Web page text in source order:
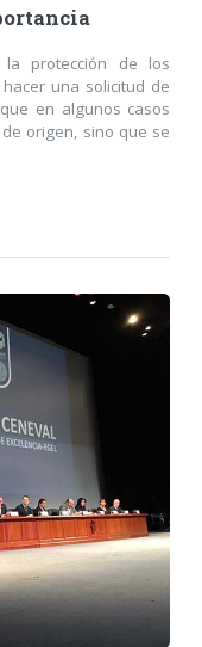
protección de los
una solicitud de
en algunos casos
origen, sino que se